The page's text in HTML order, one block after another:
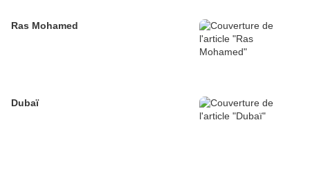
Ras Mohamed
Dubaï